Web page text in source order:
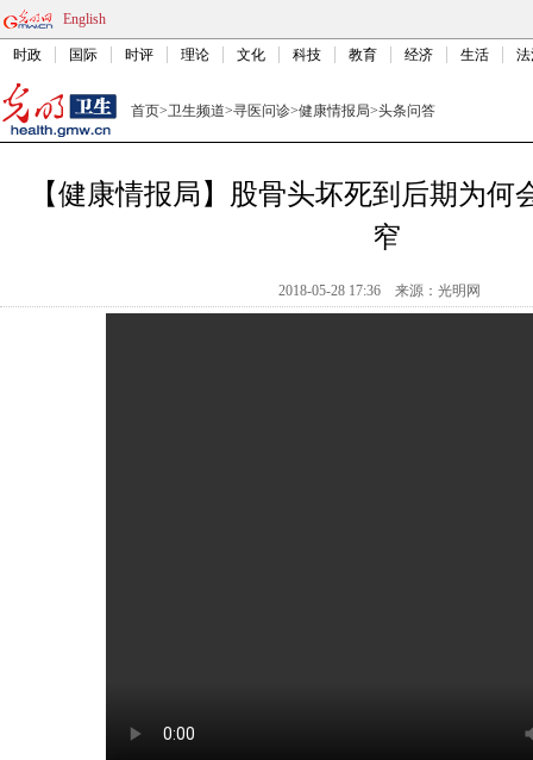
English
时政 国际 时评 理论 文化 科技 教育 经济 生活
首页>卫生频道>寻医问诊>健康情报局>头条问答
【健康情报局】股骨头坏死到后期为何
窄
2018-05-28 17:36 来源：光明网